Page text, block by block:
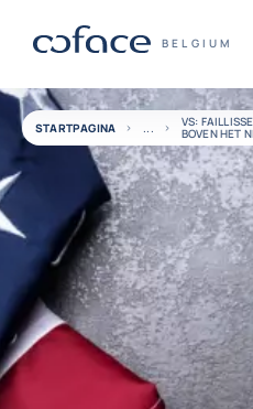
COFACE,
BELGIUM
Terug naar startpagina
STARTPAGINA VS:
BOVEN HET